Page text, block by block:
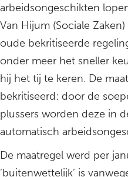
arbeidsongeschikten
Van Hijum (Sociale
oude bekritiseerde
onder meer het sneller
hij het tij te keren. De
bekritiseerd: door de
plussers worden deze in
automatisch
De maatregel werd per
’buitenwettelijk’ is